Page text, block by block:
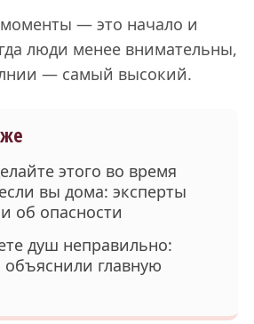
— это начало и
люди менее внимательны,
— самый высокий.
этого во время
вы дома: эксперты
об опасности
душ неправильно:
объяснили главную